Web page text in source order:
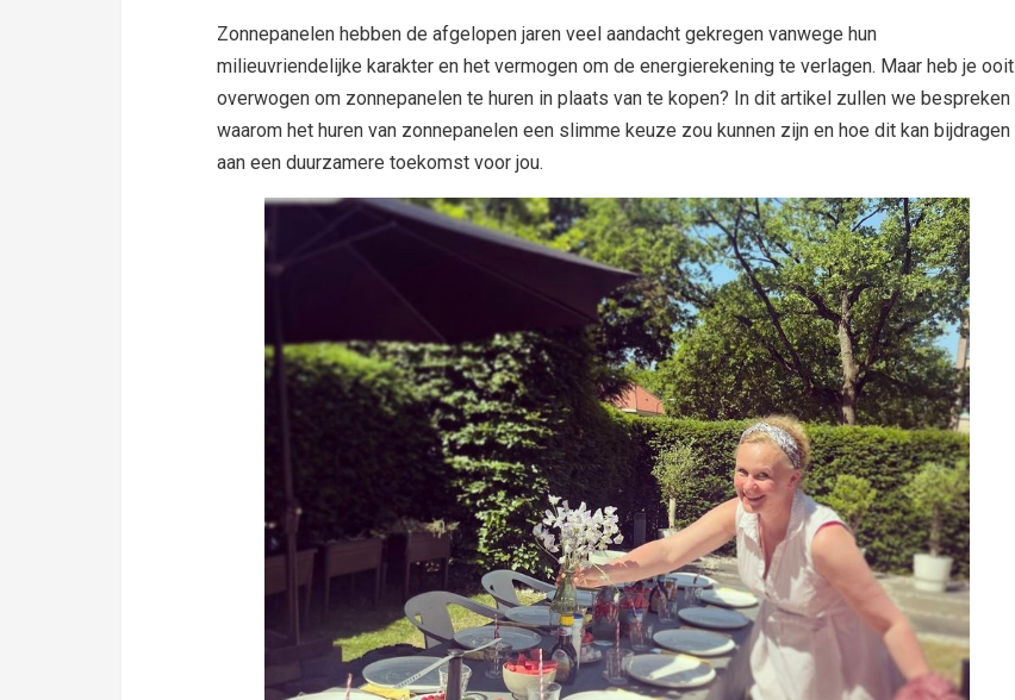
Zonnepanelen hebben de afgelopen jaren veel aandacht gekregen vanwege hun
milieuvriendelijke karakter en het vermogen om de energierekening te verlagen. Maar heb je ooit
overwogen om zonnepanelen te huren in plaats van te kopen? In dit artikel zullen we bespreken
waarom het huren van zonnepanelen een slimme keuze zou kunnen zijn en hoe dit kan bijdragen
aan een duurzamere toekomst voor jou.